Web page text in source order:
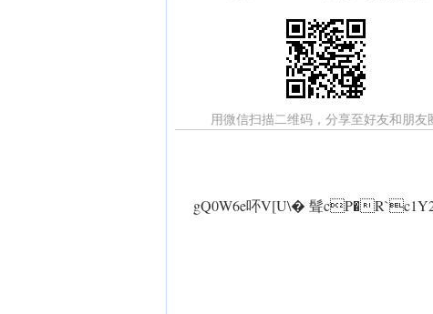
用微信扫描二维码，分享至好友和朋友
gQ0W6e吥V[U\� 髶